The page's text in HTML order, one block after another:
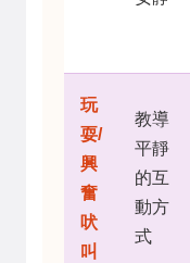
玩
耍/
興
奮
吠
叫
教導
平靜
的互
動方
式